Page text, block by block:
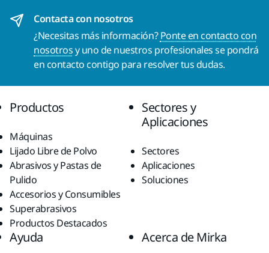
Contacta con nosotros
¿Necesitas más información?Ponte en contacto con
nosotrosy uno de nuestros profesionales se pondrá
en contacto contigo para resolver tus dudas.
Productos
Máquinas
Lijado Libre de Polvo
Abrasivos y Pastas de
Pulido
Accesorios y Consumibles
Superabrasivos
Productos Destacados
Sectores y
Aplicaciones
Sectores
Aplicaciones
Soluciones
Ayuda Acerca de Mirka